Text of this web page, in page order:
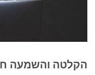
הקלטה והשמעה